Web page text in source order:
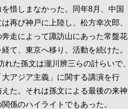
惜しまなかった。同年8月、中国
再び神戸に上陸し、松方幸次郎、
走によって諏訪山にあった常盤花
て、東京へ移り、活動を続けた。
た孫文は瀧川辨三らの計らいで、
アジア主義」に関する講演を行
た。それは孫文による最後の来神
係のハイライトでもあった。